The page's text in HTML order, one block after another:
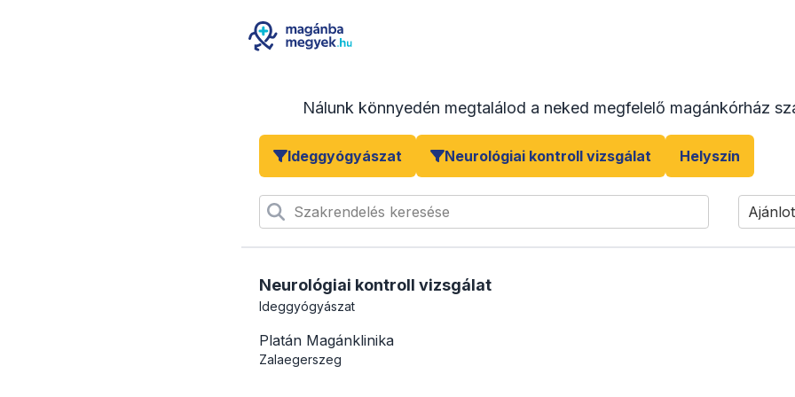
Nálunk könnyedén megtalálod a neked megfelelő magánkórház
Ideggyógyászat Neurológiai kontroll vizsgálat Helyszín
Szakrendelés keresése
Neurológiai kontroll vizsgálat
Ideggyógyászat
Platán Magánklinika
Zalaegerszeg